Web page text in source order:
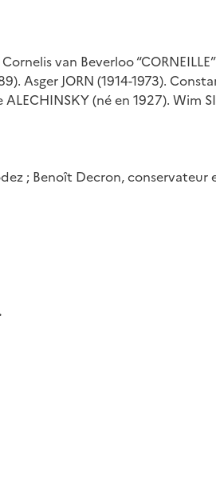
van Beverloo
Asger JORN (1914-1973).
(né en 1927). Wim
; Benoît Decron,